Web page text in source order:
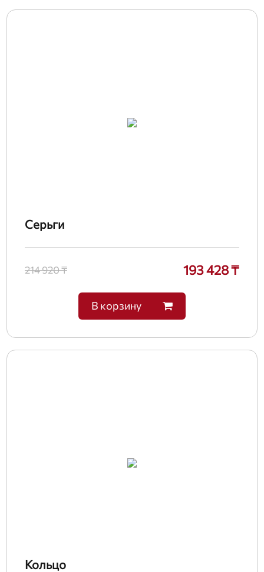
Серьги
214 920 ₸ 193 428 ₸
В корзину
Кольцо